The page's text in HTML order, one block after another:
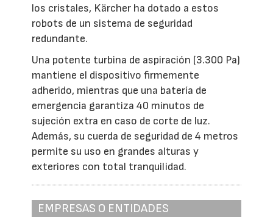
los cristales, Kärcher ha dotado a estos
robots de un sistema de seguridad
redundante.
Una potente turbina de aspiración (3.300 Pa)
mantiene el dispositivo firmemente
adherido, mientras que una batería de
emergencia garantiza 40 minutos de
sujeción extra en caso de corte de luz.
Además, su cuerda de seguridad de 4 metros
permite su uso en grandes alturas y
exteriores con total tranquilidad.
EMPRESAS O ENTIDADES